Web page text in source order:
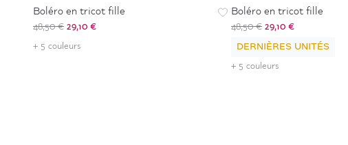
Boléro en tricot fille
48,50 €29,10 €
+ 5 couleurs
Boléro en tricot fille
48,50 €29,10 €
DERNIÈRES UNITÉS
+ 5 couleurs